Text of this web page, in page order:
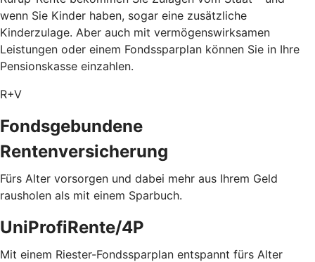
wenn Sie Kinder haben, sogar eine zusätzliche
Kinderzulage. Aber auch mit vermögenswirksamen
Leistungen oder einem Fondssparplan können Sie in Ihre
Pensionskasse einzahlen.
R+V
Fondsgebundene
Rentenversicherung
Fürs Alter vorsorgen und dabei mehr aus Ihrem Geld
rausholen als mit einem Sparbuch.
UniProfiRente/4P
Mit einem Riester-Fondssparplan entspannt fürs Alter